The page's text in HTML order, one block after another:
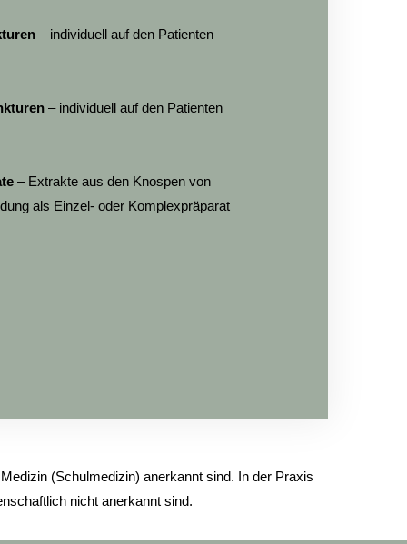
– individuell auf den Patienten
– individuell auf den Patienten
– Extrakte aus den Knospen von
als Einzel- oder Komplexpräparat
(Schulmedizin) anerkannt sind. In der Praxis
nicht anerkannt sind.